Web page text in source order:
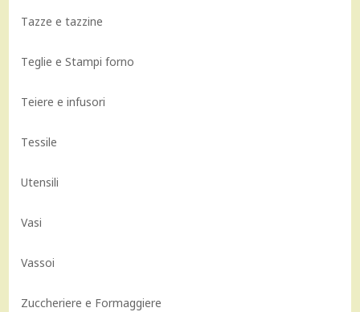
Tazze e tazzine
Teglie e Stampi forno
Teiere e infusori
Tessile
Utensili
Vasi
Vassoi
Zuccheriere e Formaggiere